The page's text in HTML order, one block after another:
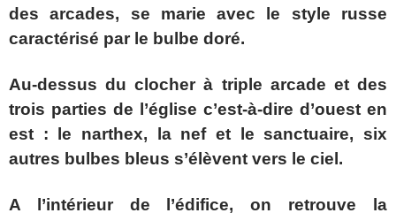
des arcades, se marie avec le style russe
caractérisé par le bulbe doré.
Au-dessus du clocher à triple arcade et des
trois parties de l’église c’est-à-dire d’ouest en
est : le narthex, la nef et le sanctuaire, six
autres bulbes bleus s’élèvent vers le ciel.
A l’intérieur de l’édifice, on retrouve la